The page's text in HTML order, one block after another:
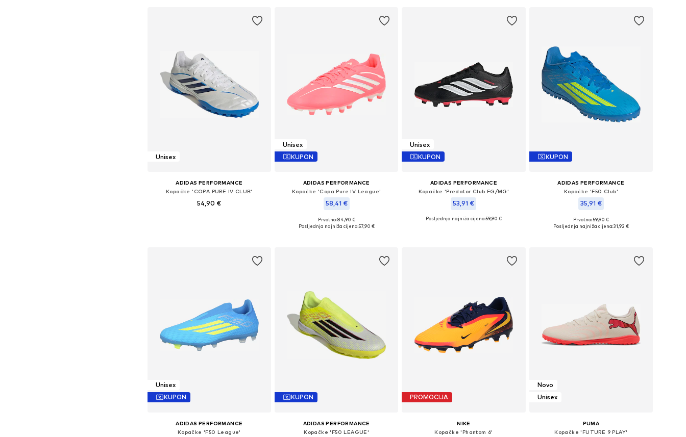
Unisex
ADIDAS PERFORMANCE
Kopačke 'COPA PURE IV CLUB'
54,90 €
Unisex
KUPON
ADIDAS PERFORMANCE
Kopačke 'Copa Pure IV League'
58,41 €
Dostupno u više veličina
Prvotno: 84,90 €
Posljednja najniža cijena:57,90 €
Unisex
KUPON
ADIDAS PERFORMANCE
Kopačke 'Predator Club FG/MG'
53,91 €
Dostupno u više veličina
Posljednja najniža cijena:59,90 €
KUPON
ADIDAS PERFORMANCE
Kopačke 'F50 Club'
35,91 €
Dostupne veličine: 39-39,5, 43-43,5
Prvotno: 59,90 €
Posljednja najniža cijena:31,92 €
Unisex
KUPON
ADIDAS PERFORMANCE
Kopačke 'F50 League'
KUPON
ADIDAS PERFORMANCE
Kopačke 'F50 LEAGUE'
PROMOCIJA
NIKE
Kopačke 'Phantom 6'
Novo
Unisex
PUMA
Kopačke 'FUTURE 9 PLAY'